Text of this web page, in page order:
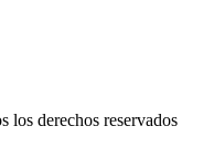
derechos reservados